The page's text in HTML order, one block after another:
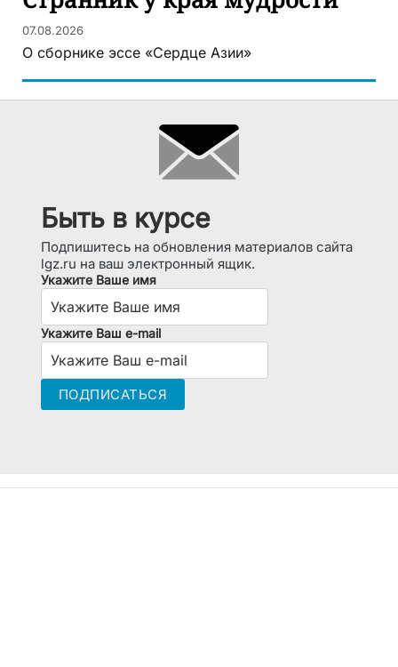
07.08.2026
О сборнике эссе «Сердце Азии»
Быть в курсе
Подпишитесь на обновления материалов сайта
lgz.ru на ваш электронный ящик.
Укажите Ваше имя
Укажите Ваш e-mail